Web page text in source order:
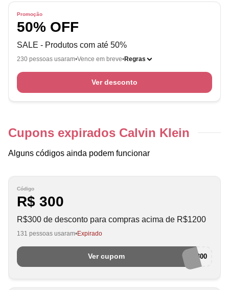
Promoção
50% OFF
SALE - Produtos com até 50%
230 pessoas usaram Vence em breve Regras
Ver desconto
Cupons expirados Calvin Klein
Alguns códigos ainda podem funcionar
Código
R$ 300
R$300 de desconto para compras acima de R$1200
131 pessoas usaram Expirado
Ver cupom ANNA300